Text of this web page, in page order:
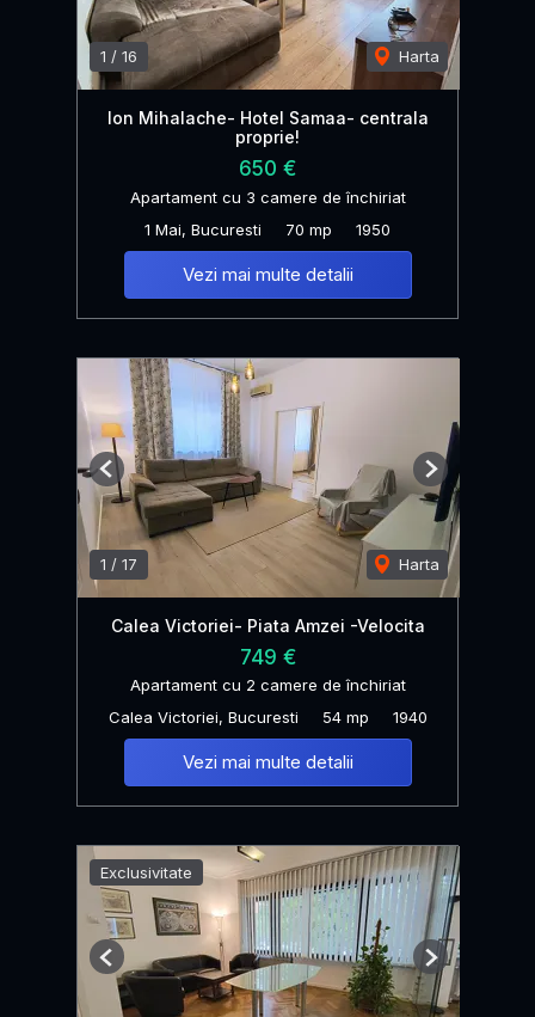
1 / 16 Harta
Ion Mihalache- Hotel Samaa- centrala
proprie!
650 €
Apartament cu 3 camere de închiriat
1 Mai, Bucuresti
70 mp 1950
Vezi mai multe detalii
1 / 17 Harta
Previous Next
Calea Victoriei- Piata Amzei -Velocita
749 €
Apartament cu 2 camere de închiriat
Calea Victoriei, Bucuresti
54 mp 1940
Vezi mai multe detalii
Exclusivitate
Previous Next